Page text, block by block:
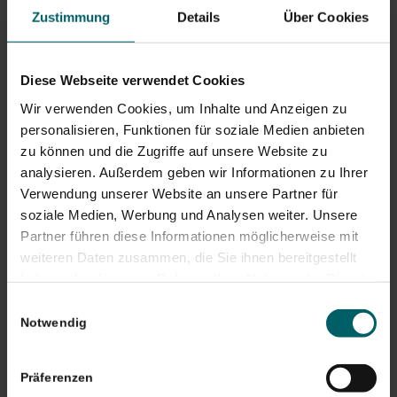
Zustimmung Details Über Cookies
Diese Webseite verwendet Cookies
Wir verwenden Cookies, um Inhalte und Anzeigen zu
personalisieren, Funktionen für soziale Medien anbieten
zu können und die Zugriffe auf unsere Website zu
analysieren. Außerdem geben wir Informationen zu Ihrer
Verwendung unserer Website an unsere Partner für
soziale Medien, Werbung und Analysen weiter. Unsere
Partner führen diese Informationen möglicherweise mit
weiteren Daten zusammen, die Sie ihnen bereitgestellt
Cookies, wenn Sie unsere Webseite weiterhin nutzen.
Notwendig
Präferenzen
Lebens- und Finanzplanung sowie bei der
Entscheidungsfindung zur Risikoabsicherung (im